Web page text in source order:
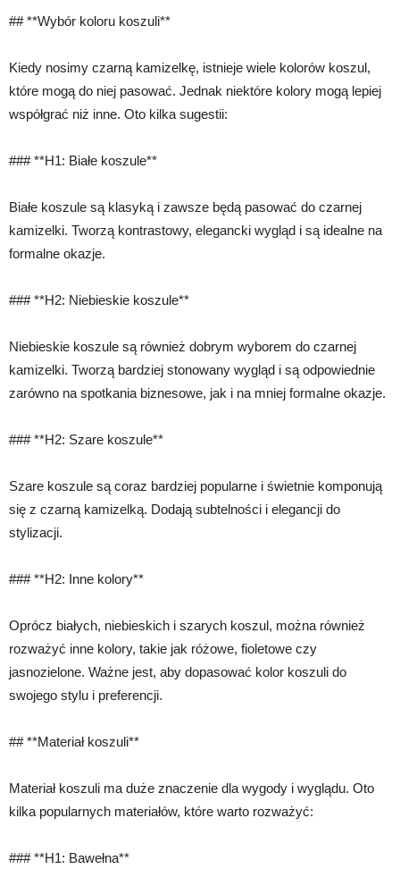
## **Wybór koloru koszuli**
Kiedy nosimy czarną kamizelkę, istnieje wiele kolorów koszul,
które mogą do niej pasować. Jednak niektóre kolory mogą lepiej
współgrać niż inne. Oto kilka sugestii:
### **H1: Białe koszule**
Białe koszule są klasyką i zawsze będą pasować do czarnej
kamizelki. Tworzą kontrastowy, elegancki wygląd i są idealne na
formalne okazje.
### **H2: Niebieskie koszule**
Niebieskie koszule są również dobrym wyborem do czarnej
kamizelki. Tworzą bardziej stonowany wygląd i są odpowiednie
zarówno na spotkania biznesowe, jak i na mniej formalne okazje.
### **H2: Szare koszule**
Szare koszule są coraz bardziej popularne i świetnie komponują
się z czarną kamizelką. Dodają subtelności i elegancji do
stylizacji.
### **H2: Inne kolory**
Oprócz białych, niebieskich i szarych koszul, można również
rozważyć inne kolory, takie jak różowe, fioletowe czy
jasnozielone. Ważne jest, aby dopasować kolor koszuli do
swojego stylu i preferencji.
## **Materiał koszuli**
Materiał koszuli ma duże znaczenie dla wygody i wyglądu. Oto
kilka popularnych materiałów, które warto rozważyć:
### **H1: Bawełna**